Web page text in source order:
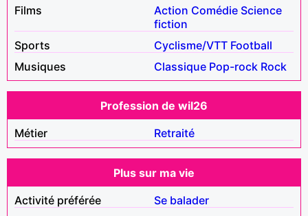
Films
Action Comédie Science
fiction
Sports
Cyclisme/VTT Football
Musiques
Classique Pop-rock Rock
Profession de wil26
Métier
Retraité
Plus sur ma vie
Activité préférée
Se balader